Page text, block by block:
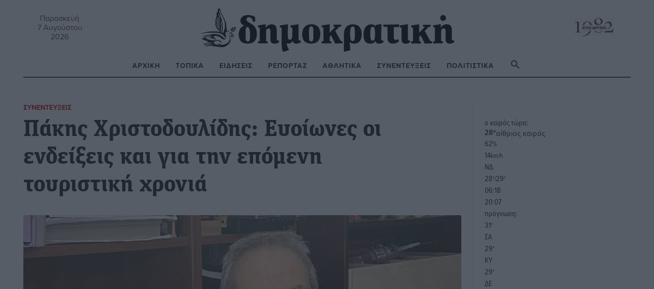
Παρασκευή
7 Αυγούστου
2026
ΑΡΧΙΚΉ ΤΟΠΙΚΆ ΕΙΔΉΣΕΙΣ ΡΕΠΟΡΤΆΖ ΑΘΛΗΤΙΚΆ ΣΥΝΕΝΤΕΎΞΕΙΣ ΠΟΛΙΤΙΣΤΙΚΆ
ΣΥΝΕΝΤΕΎΞΕΙΣ
Πάκης Χριστοδουλίδης: Ευοίωνες οι
ενδείξεις και για την επόμενη
τουριστική χρονιά
o καιρός τώρα:
28°αίθριος καιρός
62%
14km/h
ΝΔ
28°/29°
06:18
20:07
πρόγνωση:
31°
ΣΑ
29°
ΚΥ
29°
ΔΕ